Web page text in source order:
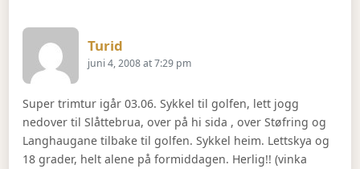
Turid
juni 4, 2008 at 7:29 pm
Super trimtur igår 03.06. Sykkel til golfen, lett jogg
nedover til Slåttebrua, over på hi sida , over Støfring og
Langhaugane tilbake til golfen. Sykkel heim. Lettskya og
18 grader, helt alene på formiddagen. Herlig!! (vinka